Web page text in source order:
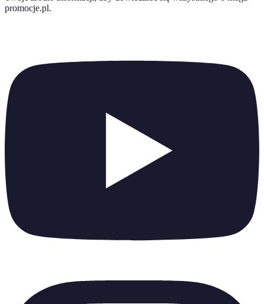
promocje.pl.